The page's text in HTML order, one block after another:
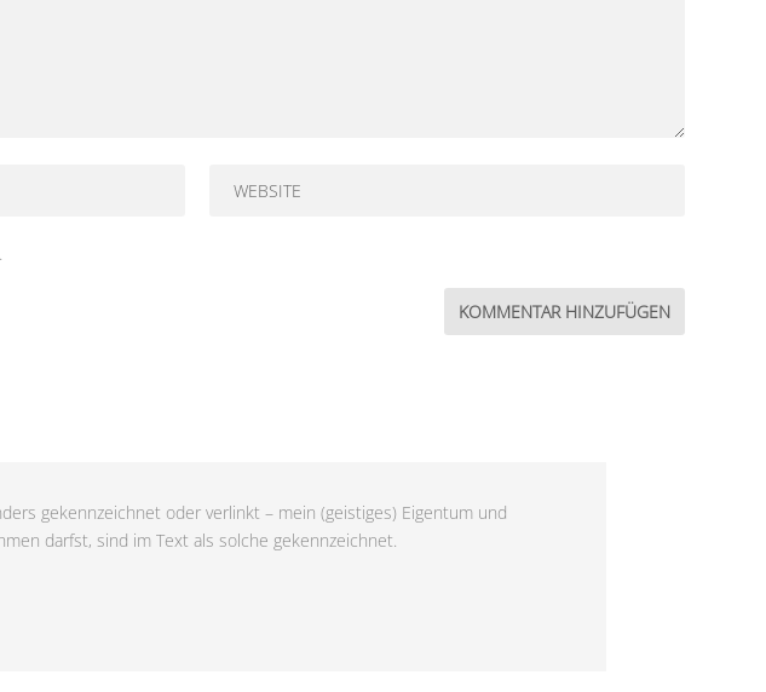
gekennzeichnet oder verlinkt – mein (geistiges) Eigentum und
darfst, sind im Text als solche gekennzeichnet.